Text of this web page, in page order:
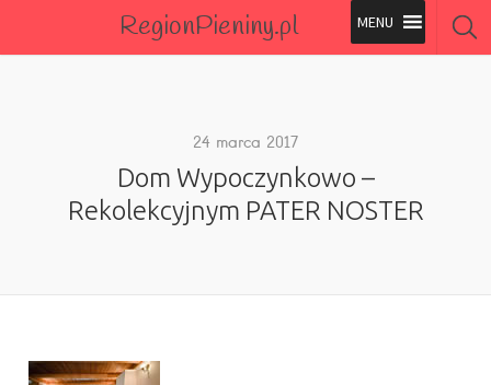
RegionPieniny.pl
Wszystkie Obiekty
24 marca 2017
Dom Wypoczynkowo –
Rekolekcyjnym PATER NOSTER